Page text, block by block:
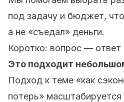
под задачу и бюджет,
а не «съедал» деньги.
Коротко: вопрос — ответ
Это подходит
Подход к теме «как
потерь» масштабируется